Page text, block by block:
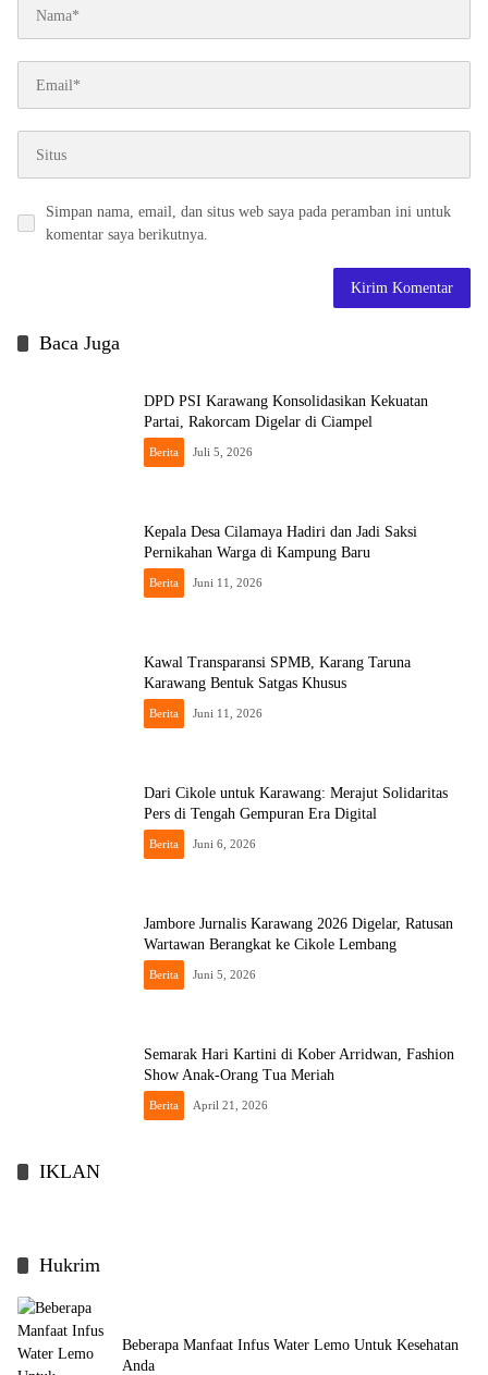
Simpan nama, email, dan situs web saya pada peramban ini untuk
komentar saya berikutnya.
Baca Juga
DPD PSI Karawang Konsolidasikan Kekuatan
Partai, Rakorcam Digelar di Ciampel
Berita Juli 5, 2026
Kepala Desa Cilamaya Hadiri dan Jadi Saksi
Pernikahan Warga di Kampung Baru
Berita Juni 11, 2026
Kawal Transparansi SPMB, Karang Taruna
Karawang Bentuk Satgas Khusus
Berita Juni 11, 2026
Dari Cikole untuk Karawang: Merajut Solidaritas
Pers di Tengah Gempuran Era Digital
Berita Juni 6, 2026
Jambore Jurnalis Karawang 2026 Digelar, Ratusan
Wartawan Berangkat ke Cikole Lembang
Berita Juni 5, 2026
Semarak Hari Kartini di Kober Arridwan, Fashion
Show Anak-Orang Tua Meriah
Berita April 21, 2026
IKLAN
Hukrim
Beberapa Manfaat Infus Water Lemo Untuk Kesehatan
Anda